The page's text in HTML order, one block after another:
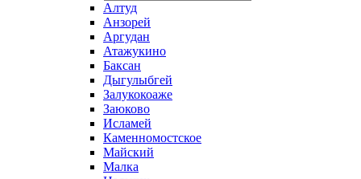
Алтуд
Анзорей
Аргудан
Атажукино
Баксан
Дыгулыбгей
Залукокоаже
Заюково
Исламей
Каменномостское
Майский
Малка